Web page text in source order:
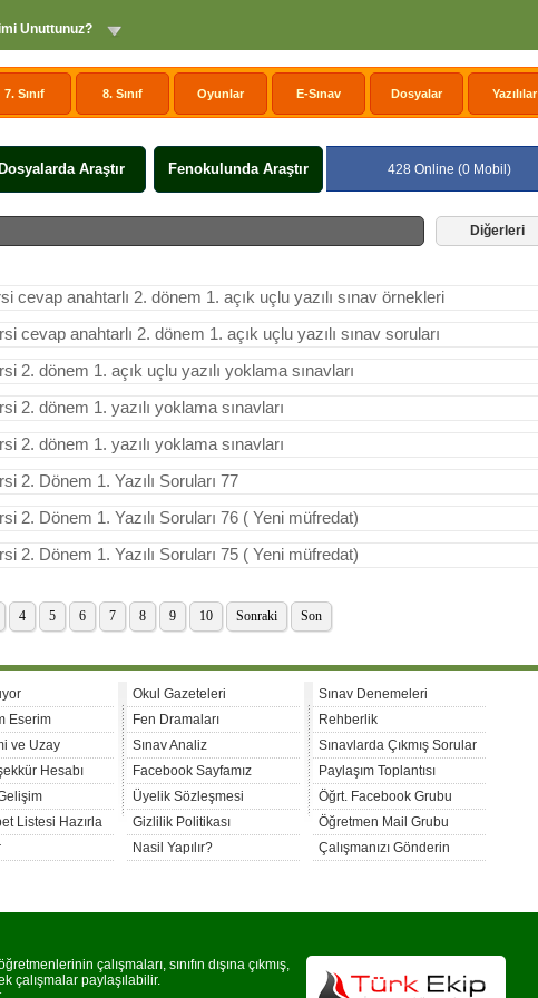
Unuttunuz?
7. Sınıf 8. Sınıf Oyunlar E-Sınav Dosyalar Yazılılar
Dosyalarda Araştır Fenokulunda Araştır 428 Online (0 Mobil)
Diğerleri
cevap anahtarlı 2. dönem 1. açık uçlu yazılı sınav örnekleri
cevap anahtarlı 2. dönem 1. açık uçlu yazılı sınav soruları
2. dönem 1. açık uçlu yazılı yoklama sınavları
2. dönem 1. yazılı yoklama sınavları
2. dönem 1. yazılı yoklama sınavları
2. Dönem 1. Yazılı Soruları 77
2. Dönem 1. Yazılı Soruları 76 ( Yeni müfredat)
2. Dönem 1. Yazılı Soruları 75 ( Yeni müfredat)
4 5 6 7 8 9 10 Sonraki Son
Eserim
ve Uzay
Hesabı
Listesi Hazırla
Okul Gazeteleri
Fen Dramaları
Sınav Analiz
Facebook Sayfamız
Üyelik Sözleşmesi
Gizlilik Politikası
Nasil Yapılır?
Sınav Denemeleri
Rehberlik
Sınavlarda Çıkmış Sorular
Paylaşım Toplantısı
Öğrt. Facebook Grubu
Öğretmen Mail Grubu
Çalışmanızı Gönderin
çalışmaları, sınıfın dışına çıkmış,
çalışmalar paylaşılabilir.